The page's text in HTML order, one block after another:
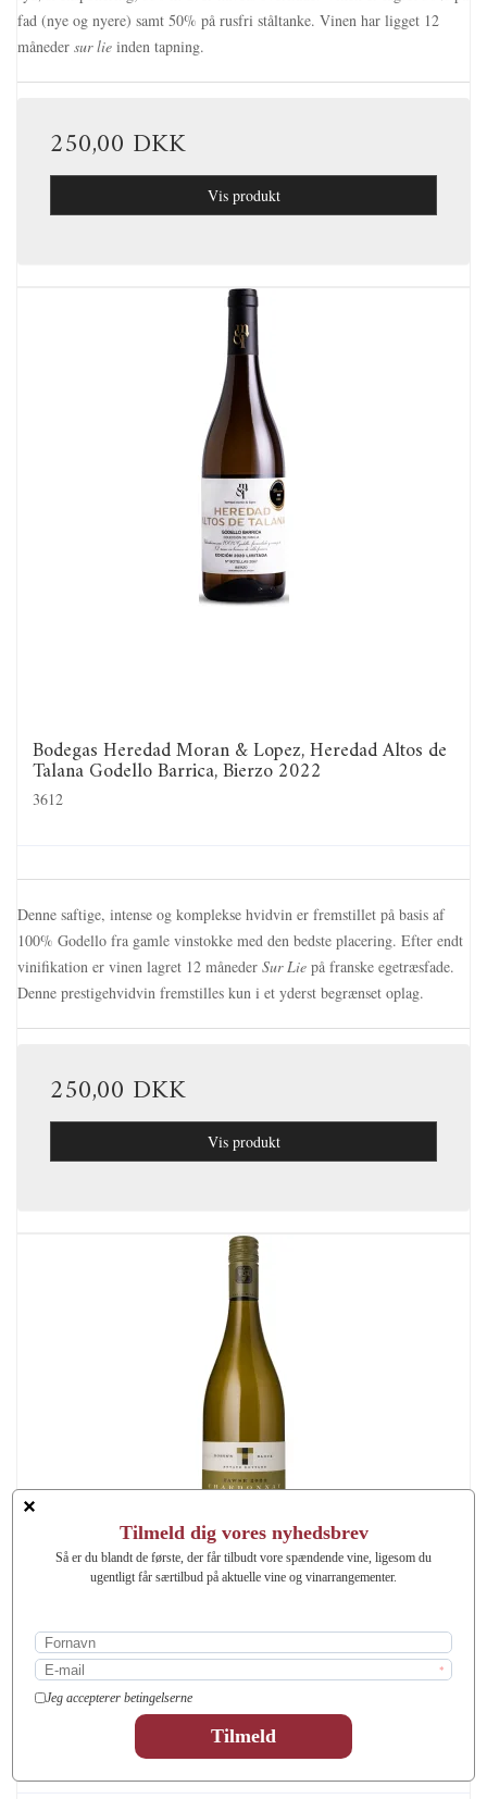
fad (nye og nyere) samt 50% på rusfri ståltanke. Vinen har ligget 12
måneder sur lie inden tapning.
250,00 DKK
Vis produkt
Bodegas Heredad Moran & Lopez, Heredad Altos de
Talana Godello Barrica, Bierzo 2022
3612
Denne saftige, intense og komplekse hvidvin er fremstillet på basis af
100% Godello fra gamle vinstokke med den bedste placering. Efter endt
vinifikation er vinen lagret 12 måneder Sur Lie på franske egetræsfade.
Denne prestigehvidvin fremstilles kun i et yderst begrænset oplag.
250,00 DKK
Vis produkt
Tawse, Robyn’s Block Chardonnay 2022, VQA
Twenty-Mile Bench